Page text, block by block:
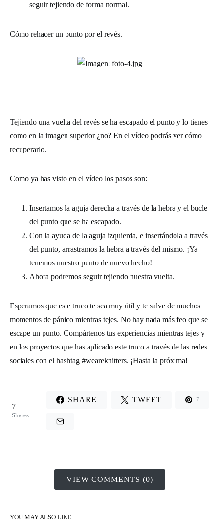
seguir tejiendo de forma normal.
Cómo rehacer un punto por el revés.
Tejiendo una vuelta del revés se ha escapado el punto y lo tienes
como en la imagen superior ¿no? En el vídeo podrás ver cómo
recuperarlo.
Como ya has visto en el vídeo los pasos son:
Insertamos la aguja derecha a través de la hebra y el bucle
del punto que se ha escapado.
Con la ayuda de la aguja izquierda, e insertándola a través
del punto, arrastramos la hebra a través del mismo. ¡Ya
tenemos nuestro punto de nuevo hecho!
Ahora podremos seguir tejiendo nuestra vuelta.
Esperamos que este truco te sea muy útil y te salve de muchos
momentos de pánico mientras tejes. No hay nada más feo que se
escape un punto. Compártenos tus experiencias mientras tejes y
en los proyectos que has aplicado este truco a través de las redes
sociales con el hashtag #weareknitters. ¡Hasta la próxima!
7
Shares
SHARE TWEET 7
VIEW COMMENTS (0)
YOU MAY ALSO LIKE